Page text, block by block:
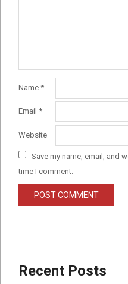
Name *
Email *
Website
Save my name, email, and
time I comment.
Recent Posts